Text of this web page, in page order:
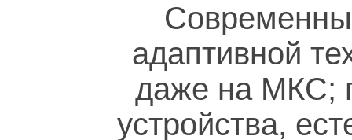
адаптивной
даже на МКС;
устройства,